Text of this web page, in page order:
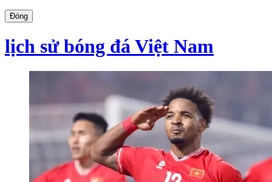
Đóng
lịch sử bóng đá Việt Nam